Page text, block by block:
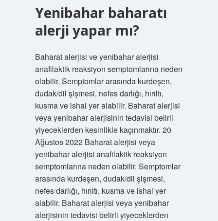
Yenibahar baharatı
alerji yapar mı?
Baharat alerjisi ve yenibahar alerjisi
anafilaktik reaksiyon semptomlarına neden
olabilir. Semptomlar arasında kurdeşen,
dudak/dil şişmesi, nefes darlığı, hırıltı,
kusma ve ishal yer alabilir. Baharat alerjisi
veya yenibahar alerjisinin tedavisi belirli
yiyeceklerden kesinlikle kaçınmaktır. 20
Ağustos 2022 Baharat alerjisi veya
yenibahar alerjisi anafilaktik reaksiyon
semptomlarına neden olabilir. Semptomlar
arasında kurdeşen, dudak/dil şişmesi,
nefes darlığı, hırıltı, kusma ve ishal yer
alabilir. Baharat alerjisi veya yenibahar
alerjisinin tedavisi belirli yiyeceklerden